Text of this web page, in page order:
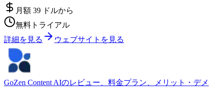
月額 39 ドルから
無料トライアル
詳細を見る
ウェブサイトを見る
GoZen Content AIのレビュー、料金プラン、メリット・デメ